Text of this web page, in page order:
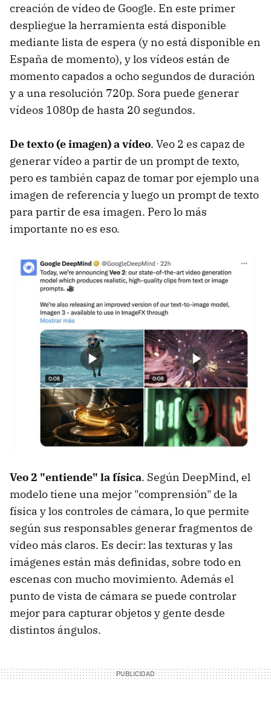
creación de vídeo de Google. En este primer
despliegue la herramienta está disponible
mediante lista de espera (y no está disponible en
España de momento), y los vídeos están de
momento capados a ocho segundos de duración
y a una resolución 720p. Sora puede generar
vídeos 1080p de hasta 20 segundos.
De texto (e imagen) a vídeo. Veo 2 es capaz de
generar vídeo a partir de un prompt de texto,
pero es también capaz de tomar por ejemplo una
imagen de referencia y luego un prompt de texto
para partir de esa imagen. Pero lo más
importante no es eso.
Veo 2 "entiende" la física. Según DeepMind, el
modelo tiene una mejor "comprensión" de la
física y los controles de cámara, lo que permite
según sus responsables generar fragmentos de
vídeo más claros. Es decir: las texturas y las
imágenes están más definidas, sobre todo en
escenas con mucho movimiento. Además el
punto de vista de cámara se puede controlar
mejor para capturar objetos y gente desde
distintos ángulos.